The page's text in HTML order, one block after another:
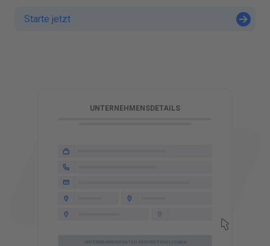
Starte jetzt
UNTERNEHMENSDETAILS
UNTERNEHMENSDATEN VEROEFFENTLICHEN